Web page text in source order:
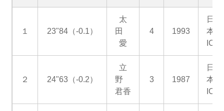
１ 23"84（-0.1）
太
田
愛
4 1993
日
本
IC
２ 24"63（-0.2）
立
野
君香
3 1987
日
本
IC